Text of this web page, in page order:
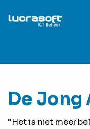
De
“Het is niet meer